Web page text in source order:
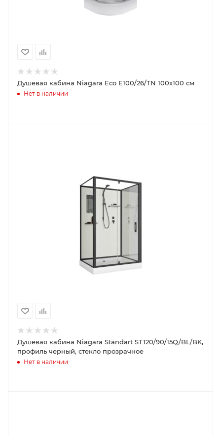
Душевая кабина Niagara Eco E100/26/TN 100х100 см
Нет в наличии
Душевая кабина Niagara Standart ST120/90/15Q/BL/BK,
профиль черный, стекло прозрачное
Нет в наличии